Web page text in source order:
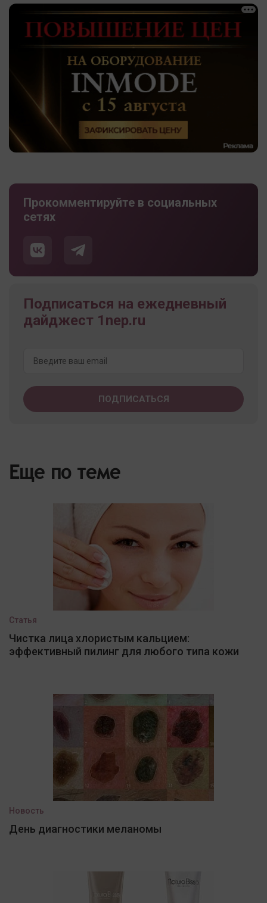
Прокомментируйте в социальных
сетях
Подписаться на ежедневный
дайджест 1nep.ru
Еще по теме
Статья
Чистка лица хлористым кальцием:
эффективный пилинг для любого типа кожи
Новость
День диагностики меланомы